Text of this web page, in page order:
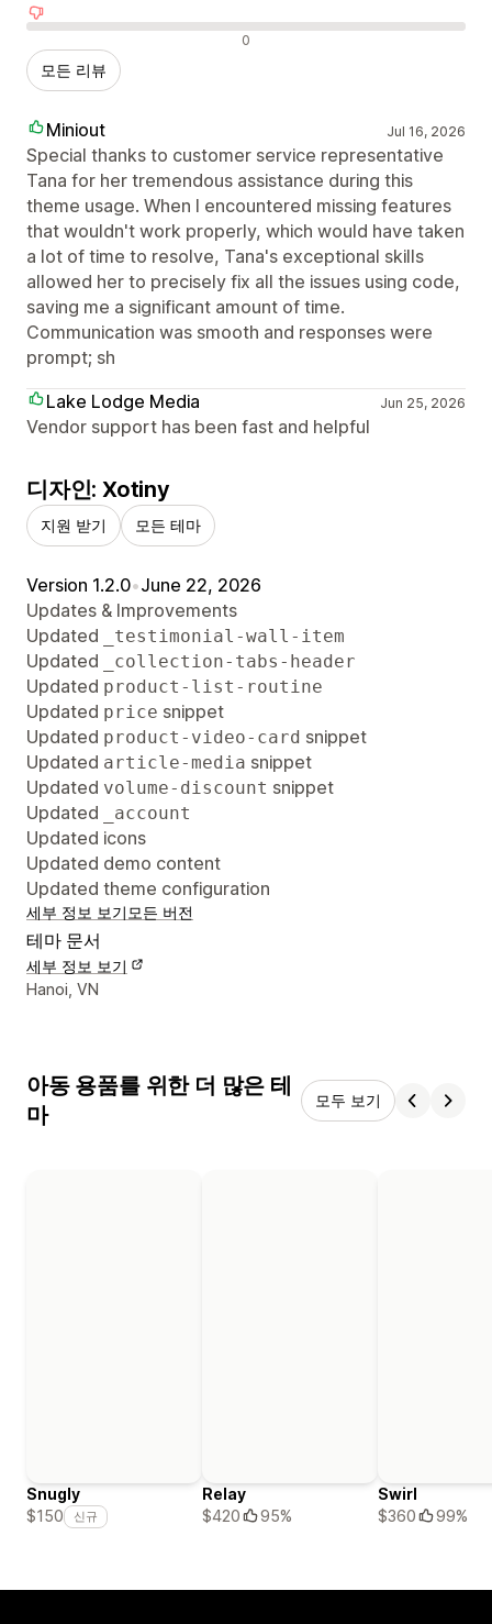
0
모든 리뷰
Miniout Jul 16, 2026
Special thanks to customer service representative
Tana for her tremendous assistance during this
theme usage. When I encountered missing features
that wouldn't work properly, which would have taken
a lot of time to resolve, Tana's exceptional skills
allowed her to precisely fix all the issues using code,
saving me a significant amount of time.
Communication was smooth and responses were
prompt; sh
Lake Lodge Media
Jun 25, 2026
Vendor support has been fast and helpful
디자인: Xotiny
지원 받기 모든 테마
Version 1.2.0•June 22, 2026
Updates & Improvements
Updated
_testimonial-wall-item
Updated _collection-tabs-header
Updated product-list-routine
Updated price snippet
Updated product-video-card snippet
Updated article-media snippet
Updated volume-discount snippet
Updated
_account
Updated icons
Updated demo content
Updated theme configuration
세부 정보 보기모든 버전
테마 문서
세부 정보 보기
디자이너 연락처 세부 정보
Hanoi, VN
아동 용품를 위한 더 많은 테
마
모두 보기
Snugly
$150
신규
Relay
$420
95%
Swirl
$360
99%